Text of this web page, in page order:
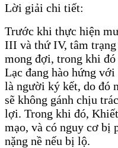
Lời giải chi tiết:
Trước khi thực hiện
III và thứ IV, tâm trạng
mong đợi, trong khi
Lạc đang hào hứng
là người ký kết, do đó
sẽ không gánh chịu
lợi. Trong khi đó,
mạo, và có nguy cơ bị
nặng nề nếu bị lộ.